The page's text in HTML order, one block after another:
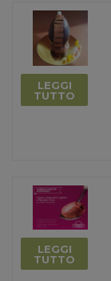
LEGGI
TUTTO
LEGGI
TUTTO